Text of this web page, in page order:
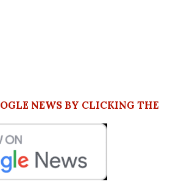
NEWS BY CLICKING THE